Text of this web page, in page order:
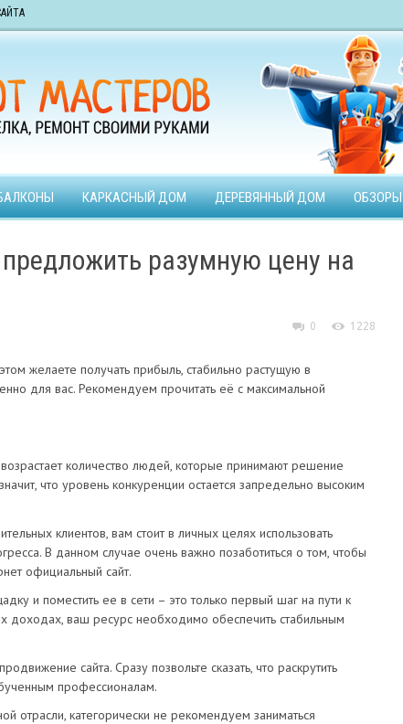
КАРКАСНЫЙ ДОМ ДЕРЕВЯННЫЙ ДОМ ОБЗОРЫ
разумную цену на
0 1228
желаете получать прибыль, стабильно растущую в
для вас. Рекомендуем прочитать её с максимальной
количество людей, которые принимают решение
что уровень конкуренции остается запредельно высоким
клиентов, вам стоит в личных целях использовать
В данном случае очень важно позаботиться о том, чтобы
официальный сайт.
и поместить ее в сети – это только первый шаг на пути к
ваш ресурс необходимо обеспечить стабильным
сайта. Сразу позвольте сказать, что раскрутить
профессионалам.
отрасли, категорически не рекомендуем заниматься